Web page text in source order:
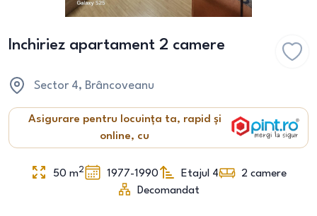
Inchiriez apartament 2 camere
Sector 4, Brâncoveanu
Asigurare pentru locuința ta, rapid și
online, cu
50 m2 1977-1990 Etajul 4 2 camere
Decomandat